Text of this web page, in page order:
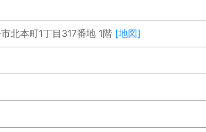
北本町1丁目317番地 1階 [地図]